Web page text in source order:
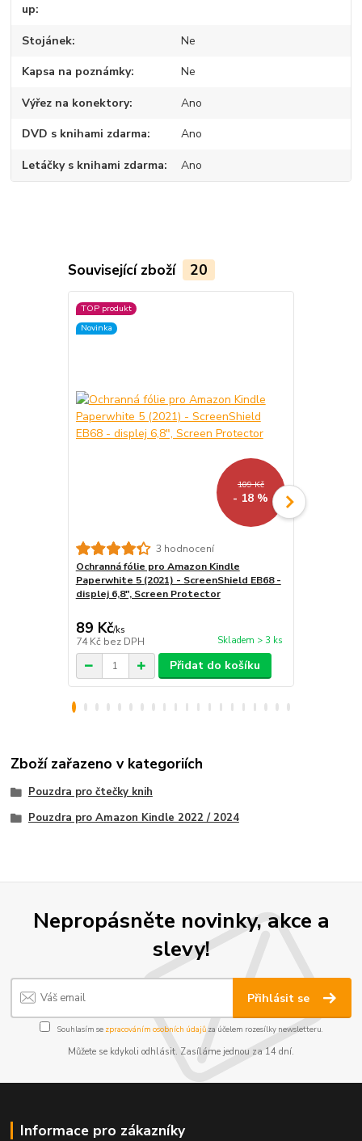
up
Stojánek Ne
Kapsa na poznámky Ne
Výřez na konektory Ano
DVD s knihami zdarma Ano
Letáčky s knihami zdarma Ano
Související zboží 20
TOP produkt
Novinka
109 Kč
- 18 %
3 hodnocení
Ochranná fólie pro Amazon Kindle
Paperwhite 5 (2021) - ScreenShield EB68 -
displej 6,8", Screen Protector
89 Kč/ks
74 Kč bez DPH Skladem > 3 ks
Přidat do košíku
Zboží zařazeno v kategoriích
Pouzdra pro čtečky knih
Pouzdra pro Amazon Kindle 2022 / 2024
Nepropásněte novinky, akce a
slevy!
Přihlásit se
Souhlasím se zpracováním osobních údajůza účelem rozesílky newsletteru.
Můžete se kdykoli odhlásit. Zasíláme jednou za 14 dní.
Informace pro zákazníky